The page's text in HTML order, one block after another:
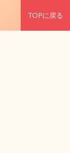
TOPに戻る